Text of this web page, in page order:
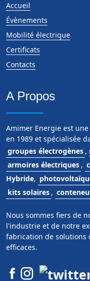
Accueil
Évènements
Mobilité électrique
Certificats
Contacts
A Propos
Amimer Energie est
en 1989 et spécialisée
groupes électrogènes ,
armoires électriques ,
Hybride,
kits solaires ,
Nous sommes fiers de
l'industrie et de notre
fabrication de solutions
efficaces.